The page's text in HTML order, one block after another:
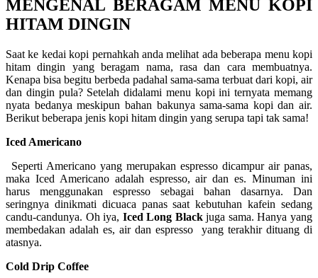
MENGENAL BERAGAM MENU KOPI
HITAM DINGIN
Saat ke kedai kopi pernahkah anda melihat ada beberapa menu kopi
hitam dingin yang beragam nama, rasa dan cara membuatnya.
Kenapa bisa begitu berbeda padahal sama-sama terbuat dari kopi, air
dan dingin pula? Setelah didalami menu kopi ini ternyata memang
nyata bedanya meskipun bahan bakunya sama-sama kopi dan air.
Berikut beberapa jenis kopi hitam dingin yang serupa tapi tak sama!
Iced Americano
Seperti Americano yang merupakan espresso dicampur air panas,
maka Iced Americano adalah espresso, air dan es. Minuman ini
harus menggunakan espresso sebagai bahan dasarnya. Dan
seringnya dinikmati dicuaca panas saat kebutuhan kafein sedang
candu-candunya. Oh iya, Iced Long Blackjuga sama. Hanya yang
membedakan adalah es, air dan espresso yang terakhir dituang di
atasnya.
Cold Drip Coffee